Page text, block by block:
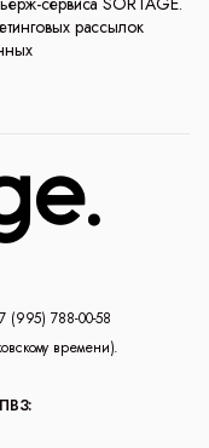
рассылок
(995) 788-00-58
времени).